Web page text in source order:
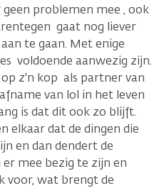
problemen mee , ook
gaat nog liever
te gaan. Met enige
voldoende aanwezig zijn.
op z'n kop als partner van
van lol in het leven
is dat dit ook zo blijft.
elkaar dat de dingen die
en dan dendert de
mee bezig te zijn en
voor, wat brengt de